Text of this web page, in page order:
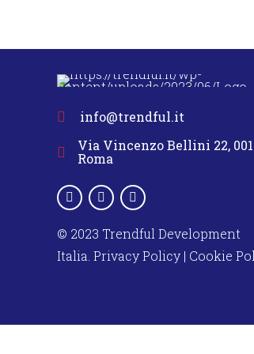
info@trendful.it
Via Vincenzo Bellini 22,
Roma
© 2023 Trendful Development
Italia. Privacy Policy | Cookie